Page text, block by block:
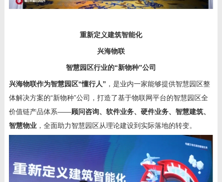
重新定义建筑智能化
兴海物联
智慧园区行业的“新物种”公司
兴海物联作为智慧园区“懂行人” ，是业内一家能够提供智慧园区整
体解决方案的“新物种”公司，打造了基于物联网平台的智慧园区全
价值链产品体系——顾问咨询、软件业务、硬件业务、智慧建筑、
智慧物业，全面助力智慧园区从理论建设到实际落地的转变。